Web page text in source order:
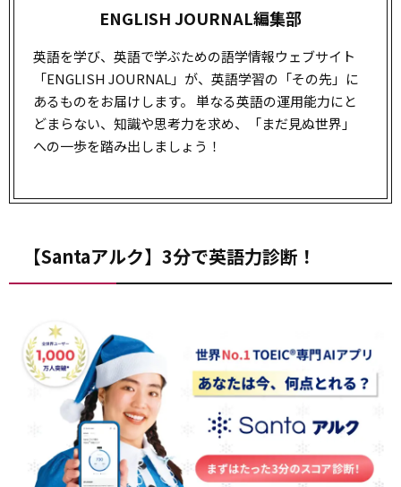
ENGLISH JOURNAL編集部
英語を学び、英語で学ぶための語学情報ウェブサイト
「ENGLISH JOURNAL」が、英語学習の「その先」に
あるものをお届けします。 単なる英語の運用能力にと
どまらない、知識や思考力を求め、「まだ見ぬ世界」
への一歩を踏み出しましょう！
【Santaアルク】3分で英語力診断！